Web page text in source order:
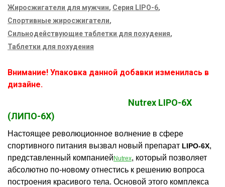
Жиросжигатели для мужчин, Серия LIPO-6,
Спортивные жиросжигатели,
Сильнодействующие таблетки для похудения,
Таблетки для похудения
Внимание! Упаковка данной добавки изменилась в
дизайне.
Nutrex LIPO-6X
(ЛИПО-6X)
Настоящее революционное волнение в сфере
спортивного питания вызвал новый препарат LIPO-6X,
представленный компанией Nutrex, который позволяет
абсолютно по-новому отнестись к решению вопроса
построения красивого тела. Основой этого комплекса